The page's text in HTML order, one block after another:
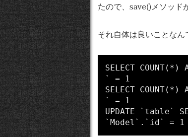
たので、save()メソッド
それ自体は良いことなん
SELECT
` = 1
SELECT
` = 1
UPDATE `table`